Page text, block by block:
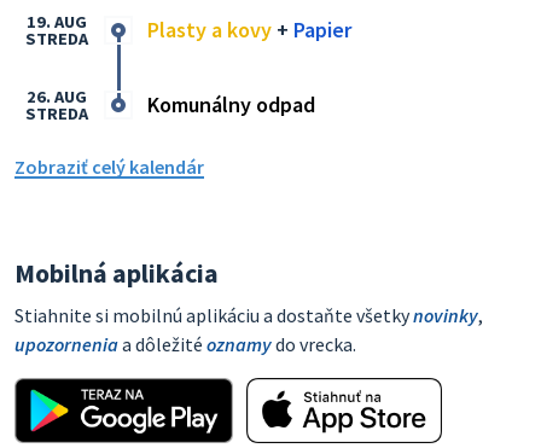
Plasty a kovy + Papier
19. AUG
STREDA
Komunálny odpad
26. AUG
STREDA
Zobraziť celý kalendár
Mobilná aplikácia
Stiahnite si mobilnú aplikáciu a dostaňte všetkynovinky,
upozorneniaa dôležité oznamydo vrecka.